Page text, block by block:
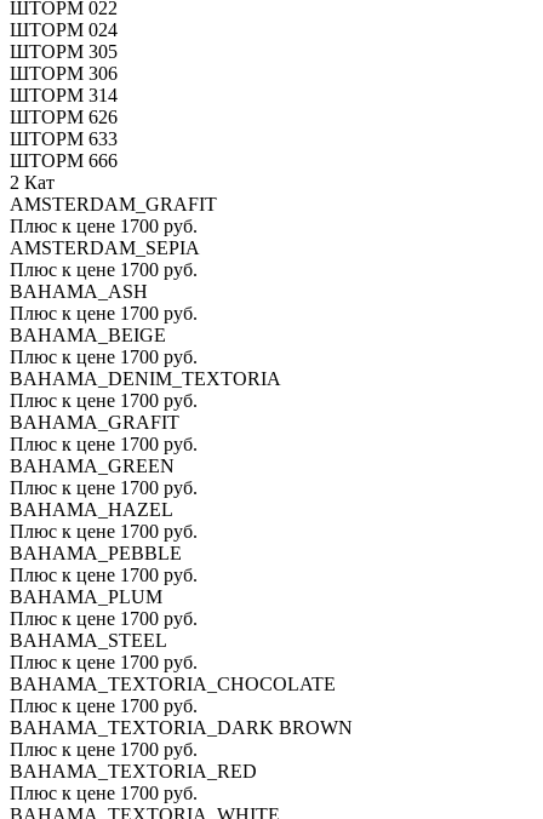
ШТОРМ 022
ШТОРМ 024
ШТОРМ 305
ШТОРМ 306
ШТОРМ 314
ШТОРМ 626
ШТОРМ 633
ШТОРМ 666
2 Кат
AMSTERDAM_GRAFIT
Плюс к цене 1700 руб.
AMSTERDAM_SEPIA
Плюс к цене 1700 руб.
BAHAMA_ASH
Плюс к цене 1700 руб.
BAHAMA_BEIGE
Плюс к цене 1700 руб.
BAHAMA_DENIM_TEXTORIA
Плюс к цене 1700 руб.
BAHAMA_GRAFIT
Плюс к цене 1700 руб.
BAHAMA_GREEN
Плюс к цене 1700 руб.
BAHAMA_HAZEL
Плюс к цене 1700 руб.
BAHAMA_PEBBLE
Плюс к цене 1700 руб.
BAHAMA_PLUM
Плюс к цене 1700 руб.
BAHAMA_STEEL
Плюс к цене 1700 руб.
BAHAMA_TEXTORIA_CHOCOLATE
Плюс к цене 1700 руб.
BAHAMA_TEXTORIA_DARK BROWN
Плюс к цене 1700 руб.
BAHAMA_TEXTORIA_RED
Плюс к цене 1700 руб.
BAHAMA_TEXTORIA_WHITE